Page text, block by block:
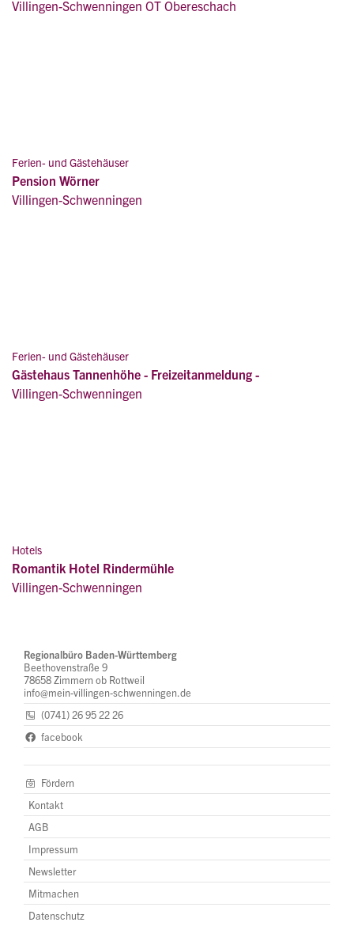
Villingen-Schwenningen OT Obereschach
Ferien- und Gästehäuser
Pension Wörner
Villingen-Schwenningen
Ferien- und Gästehäuser
Gästehaus Tannenhöhe - Freizeitanmeldung -
Villingen-Schwenningen
Hotels
Romantik Hotel Rindermühle
Villingen-Schwenningen
Regionalbüro Baden-Württemberg
Beethovenstraße 9
78658 Zimmern ob Rottweil
info@mein-villingen-schwenningen.de
(0741) 26 95 22 26
facebook
Fördern
Kontakt
AGB
Impressum
Newsletter
Mitmachen
Datenschutz